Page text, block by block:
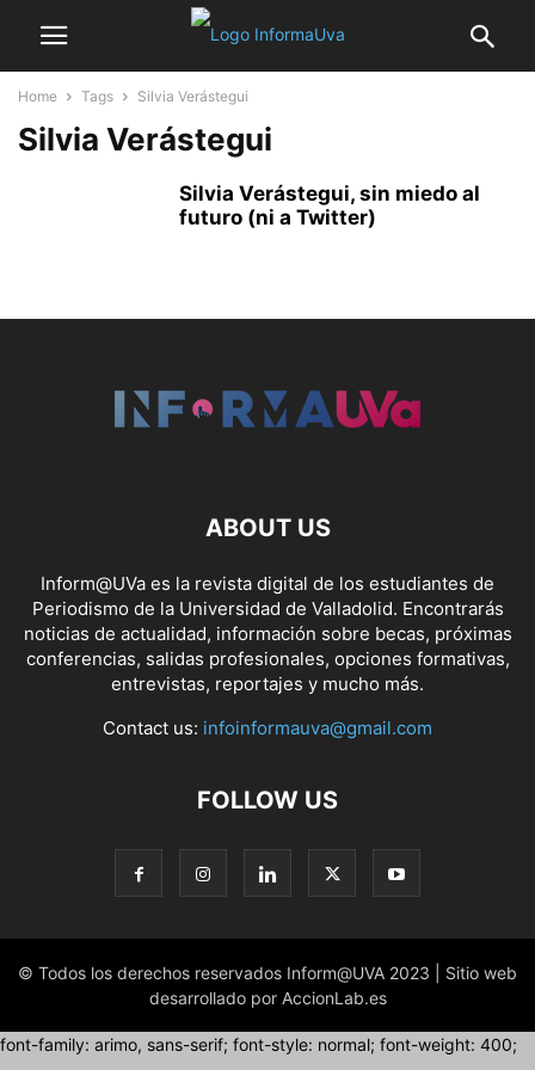
Home Tags Silvia Verástegui
Silvia Verástegui
Silvia Verástegui, sin miedo al
futuro (ni a Twitter)
ABOUT US
Inform@UVa es la revista digital de los estudiantes de
Periodismo de la Universidad de Valladolid. Encontrarás
noticias de actualidad, información sobre becas, próximas
conferencias, salidas profesionales, opciones formativas,
entrevistas, reportajes y mucho más.
Contact us: infoinformauva@gmail.com
FOLLOW US
© Todos los derechos reservados Inform@UVA 2023 | Sitio web
desarrollado por AccionLab.es
font-family: arimo, sans-serif; font-style: normal; font-weight: 400;